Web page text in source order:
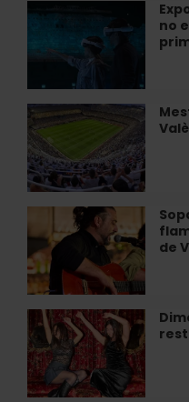
Il·lusions
òptiques
no
Exposicions
immersives
que
et
pots
perdre
esta
primavera
a
Mestalla
Forever
Tour:
viu
el
València
CF
des
de
dins
de
i
espectacle
de
flamenco
al
Restaurant
Alegal
de
València
Dimecres
de
jazz
al
restaurant